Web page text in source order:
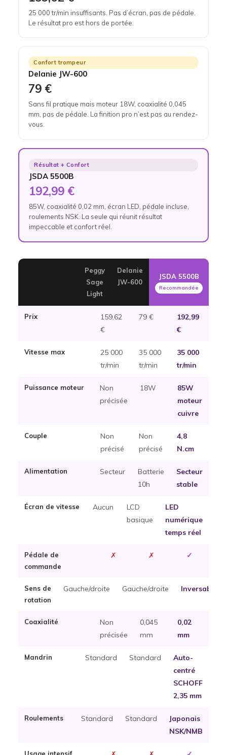
25 000 tr/min insuffisants. Pas d’écran, pas de pédale.
Le résultat pro est hors de portée.
Confort trompeur
Delanie JW-600
79 €
Sans fil pratique mais moteur 18W, coaxialité 0,045
mm, pas de pédale. La finition pro n’est pas au rendez-
vous.
Résultat + Confort
JSDA 5500B
192,99 €
85W, coaxialité 0,02 mm, écran LED, pédale incluse,
roulements NSK. La seule qui réunit résultat
impeccable et confort réel.
Peggy
Sage
Light
Delanie
JW-600
JSDA 5500B
Recommandée
Prix
159,62
€
79 €
192,99
€
Vitesse max
25 000
tr/min
35 000
tr/min
35 000
tr/min
Puissance moteur
Non
précisée
18W
85W
moteur
cuivre
Couple
Non
précisé
Non
précisé
4,8
N.cm
Alimentation Secteur
Batterie
10h
Secteur
stable
Écran de vitesse Aucun
LCD
basique
LED
numérique
temps réel
Pédale de
commande
✗ ✗ ✓
Sens de
rotation
Gauche/droite Gauche/droite Inversable
Coaxialité
Non
précisée
0,045
mm
0,02
mm
Mandrin Standard Standard
Auto-
centré
SCHOFF
2,35 mm
Roulements Standard Standard
Japonais
NSK/NMB